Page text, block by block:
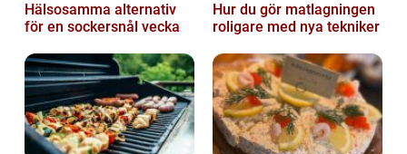
Hälsosamma alternativ
för en sockersnål vecka
Hur du gör matlagningen
roligare med nya tekniker